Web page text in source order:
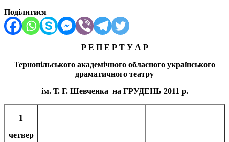
Поділитися
Р Е П Е Р Т У А Р
Тернопільського академічного обласного українського
драматичного театру
ім. Т. Г. Шевченка на ГРУДЕНЬ 2011 р.
1
четвер